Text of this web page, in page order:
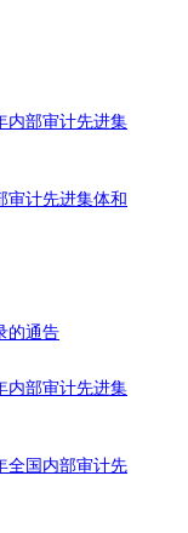
内部审计先进集
审计先进集体和
的通告
内部审计先进集
全国内部审计先